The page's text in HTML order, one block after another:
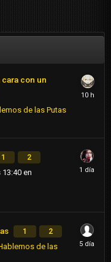
con un
de las Putas
1 2
13:40 en
1 2
de las